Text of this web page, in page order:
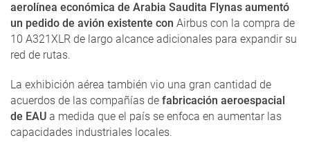
aerolínea económica de Arabia Saudita Flynas aumentó
un pedido de avión existente con Airbus con la compra de
10 A321XLR de largo alcance adicionales para expandir su
red de rutas.
La exhibición aérea también vio una gran cantidad de
acuerdos de las compañías de fabricación aeroespacial
de EAU a medida que el país se enfoca en aumentar las
capacidades industriales locales.